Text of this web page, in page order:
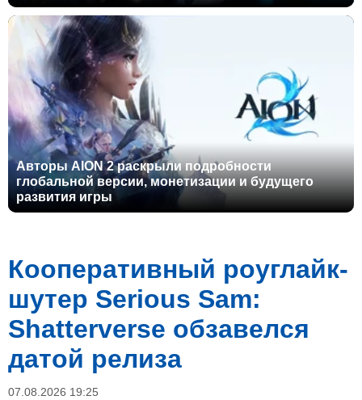
Авторы AION 2 раскрыли подробности
глобальной версии, монетизации и будущего
развития игры
Кооперативный роуглайк-
шутер Serious Sam:
Shatterverse обзавелся
датой релиза
07.08.2026 19:25